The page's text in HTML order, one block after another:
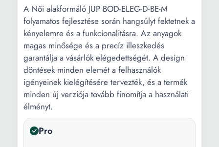
A Női alakformáló JUP BOD-ELEG-D-BE-M
folyamatos fejlesztése során hangsúlyt fektetnek a
kényelemre és a funkcionalitásra. Az anyagok
magas minősége és a precíz illeszkedés
garantálja a vásárlók elégedettségét. A design
döntések minden elemét a felhasználók
igényeinek kielégítésére tervezték, és a termék
minden új verziója tovább finomítja a használati
élményt.
Pro